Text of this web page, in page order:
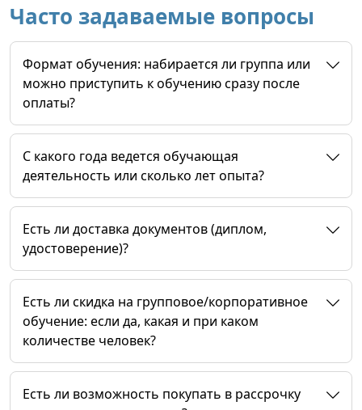
Часто задаваемые вопросы
Формат обучения: набирается ли группа или
можно приступить к обучению сразу после
оплаты?
C какого года ведется обучающая
деятельность или сколько лет опыта?
Есть ли доставка документов (диплом,
удостоверение)?
Есть ли скидка на групповое/корпоративное
обучение: если да, какая и при каком
количестве человек?
Есть ли возможность покупать в рассрочку